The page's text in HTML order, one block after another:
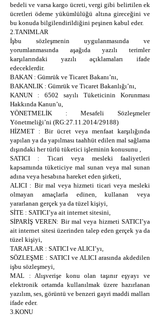
bedeli ve varsa kargo ücreti, vergi gibi belirtilen ek
ücretleri ödeme yükümlülüğü altına gireceğini ve
bu konuda bilgilendirildiğini peşinen kabul eder.
2.TANIMLAR
İşbu sözleşmenin uygulanmasında ve
yorumlanmasında aşağıda yazılı terimler
karşılarındaki yazılı açıklamaları ifade
edeceklerdir.
BAKAN : Gümrük ve Ticaret Bakanı’nı,
BAKANLIK : Gümrük ve Ticaret Bakanlığı’nı,
KANUN : 6502 sayılı Tüketicinin Korunması
Hakkında Kanun’u,
YÖNETMELİK : Mesafeli Sözleşmeler
Yönetmeliği’ni (RG:27.11.2014/29188)
HİZMET : Bir ücret veya menfaat karşılığında
yapılan ya da yapılması taahhüt edilen mal sağlama
dışındaki her türlü tüketici işleminin konusunu ,
SATICI : Ticari veya mesleki faaliyetleri
kapsamında tüketiciye mal sunan veya mal sunan
adına veya hesabına hareket eden şirketi,
ALICI : Bir mal veya hizmeti ticari veya mesleki
olmayan amaçlarla edinen, kullanan veya
yararlanan gerçek ya da tüzel kişiyi,
SİTE : SATICI’ya ait internet sitesini,
SİPARİŞ VEREN: Bir mal veya hizmeti SATICI’ya
ait internet sitesi üzerinden talep eden gerçek ya da
tüzel kişiyi,
TARAFLAR : SATICI ve ALICI’yı,
SÖZLEŞME : SATICI ve ALICI arasında akdedilen
işbu sözleşmeyi,
MAL : Alışverişe konu olan taşınır eşyayı ve
elektronik ortamda kullanılmak üzere hazırlanan
yazılım, ses, görüntü ve benzeri gayri maddi malları
ifade eder.
3.KONU